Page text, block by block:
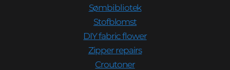
Sømbibliotek
Stofblomst
DIY fabric flower
Zipper repairs
Croutoner